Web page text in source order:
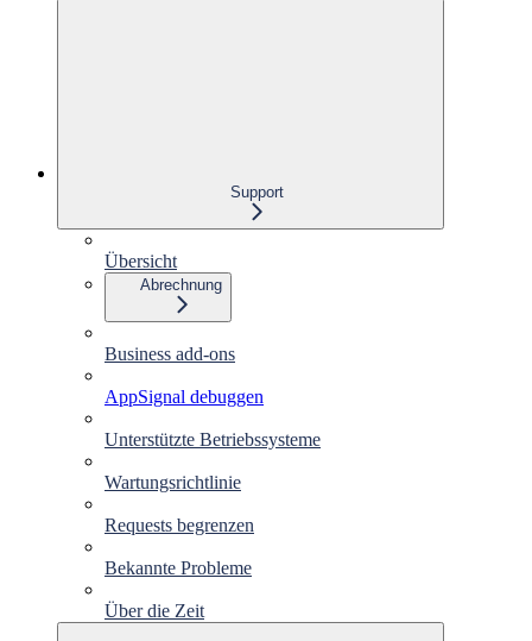
Support
Übersicht
Abrechnung
Business add-ons
AppSignal debuggen
Unterstützte Betriebssysteme
Wartungsrichtlinie
Requests begrenzen
Bekannte Probleme
Über die Zeit